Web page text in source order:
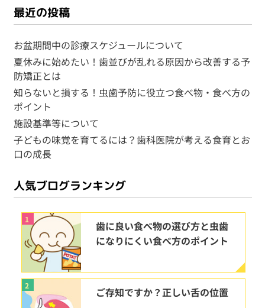
最近の投稿
お盆期間中の診療スケジュールについて
夏休みに始めたい！歯並びが乱れる原因から改善する予
防矯正とは
知らないと損する！虫歯予防に役立つ食べ物・食べ方の
ポイント
施設基準等について
子どもの味覚を育てるには？歯科医院が考える食育とお
口の成長
人気ブログランキング
1
歯に良い食べ物の選び方と虫歯
になりにくい食べ方のポイント
2 ご存知ですか？正しい舌の位置